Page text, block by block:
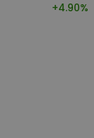
+4.90%